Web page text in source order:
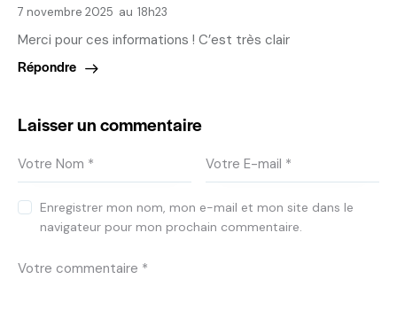
7 novembre 2025 au 18h23
Merci pour ces informations ! C’est très clair
Répondre
Laisser un commentaire
Enregistrer mon nom, mon e-mail et mon site dans le
navigateur pour mon prochain commentaire.